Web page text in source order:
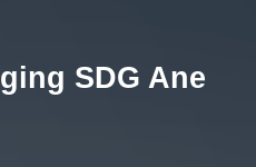
SDG Ane